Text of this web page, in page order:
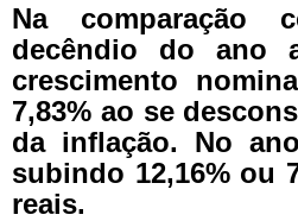
Na comparação
decêndio do ano
crescimento
7,83% ao se
da inflação. No
subindo 12,16% ou
reais.